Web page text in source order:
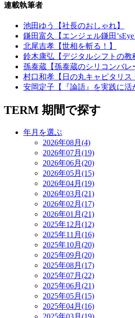
連載執筆者
池田ゆう【社長のおしゃれ】
鎌田富久【エンジェル鎌田’sEye
北尾吉孝【世相を斬る！】
鈴木康弘【デジタルシフトの教
孫泰蔵【孫泰蔵のシリコンバレ
村口和孝【日の丸キャピタリス
安岡定子【『論語』を実践に活
TERM 期間で探す
年月を選ぶ
2026年08月(4)
2026年07月(19)
2026年06月(20)
2026年05月(15)
2026年04月(19)
2026年03月(21)
2026年02月(17)
2026年01月(21)
2025年12月(12)
2025年11月(16)
2025年10月(20)
2025年09月(20)
2025年08月(17)
2025年07月(22)
2025年06月(21)
2025年05月(15)
2025年04月(16)
2025年03月(19)